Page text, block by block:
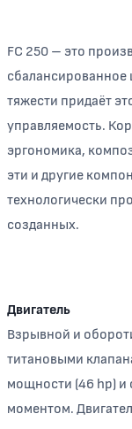
FC 250 – это
тяжести придаёт
управляемость.
эргономика,
эти и другие
технологически
созданных.
Двигатель
Взрывной и
титановыми
мощности (46 hp)
моментом.